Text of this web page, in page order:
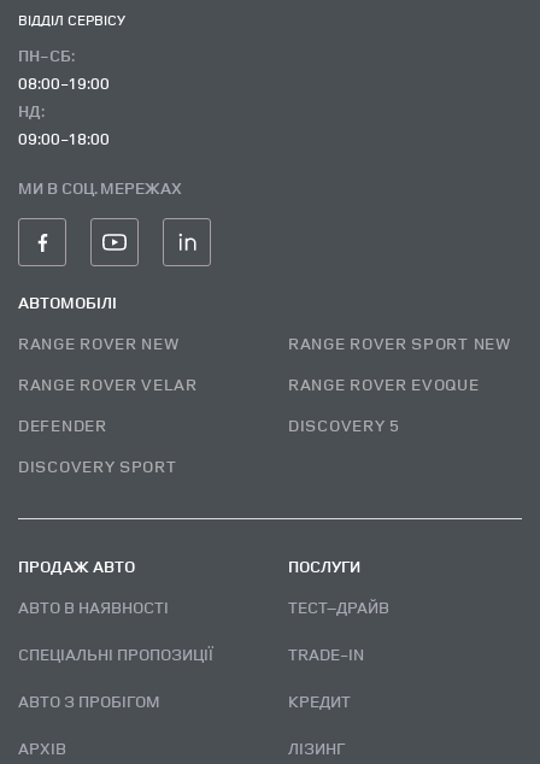
ВІДДІЛ CЕРВІСУ
ПН-СБ:
08:00-19:00
НД:
09:00-18:00
МИ В СОЦ. МЕРЕЖАХ
АВТОМОБІЛІ
RANGE ROVER NEW
RANGE ROVER SPORT NEW
RANGE ROVER VELAR
RANGE ROVER EVOQUE
DEFENDER
DISCOVERY 5
DISCOVERY SPORT
ПРОДАЖ АВТО
АВТО В НАЯВНОСТІ
СПЕЦІАЛЬНІ ПРОПОЗИЦІЇ
АВТО З ПРОБІГОМ
АРХІВ
ПОСЛУГИ
ТЕСТ–ДРАЙВ
TRADE-IN
КРЕДИТ
ЛІЗИНГ